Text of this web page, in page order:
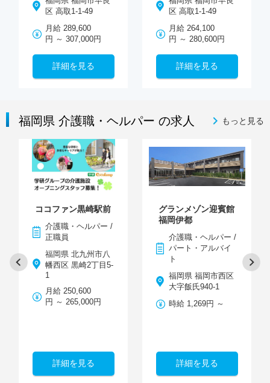
区 高取1-1-49
月給 289,600
円 ～ 307,000円
詳細を見る
区 高取1-1-49
月給 264,100
円 ～ 280,600円
詳細を見る
福岡県 介護職・ヘルパー の求人 もっと見る
ココファン黒崎駅前
介護職・ヘルパー /
正職員
福岡県 北九州市八
幡西区 黒崎2丁目5-
1
月給 250,600
円 ～ 265,000円
詳細を見る
グランメゾン迎賓館
福岡伊都
介護職・ヘルパー /
パート・アルバイ
ト
福岡県 福岡市西区
大字飯氏940-1
時給 1,269円 ～
詳細を見る